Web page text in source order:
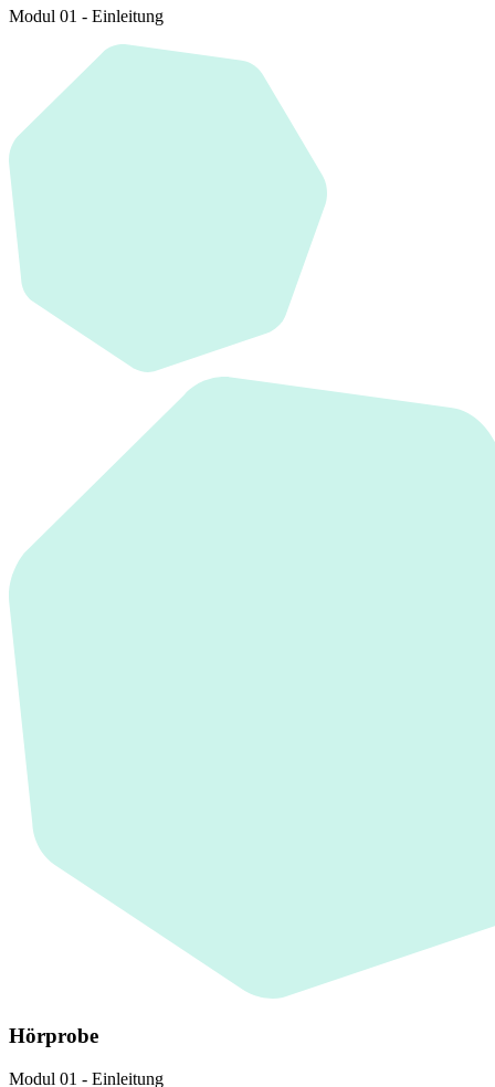
Modul 01 - Einleitung
Hörprobe
Modul 01 - Einleitung